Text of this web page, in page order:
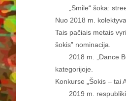
„Smile“ šoka: street
Nuo 2018 m.
Tais pačiais metais
šokis” nominacija.
2018 m. „Dance
kategorijoje.
Konkurse „Šokis – tai
2019 m.